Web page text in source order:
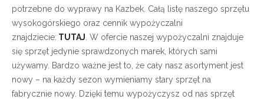
potrzebne do wyprawy na Kazbek. Całą listę naszego sprzętu
wysokogórskiego oraz cennik wypożyczalni
znajdziecie: TUTAJ . W ofercie naszej wypożyczalni znajduje
się sprzęt jedynie sprawdzonych marek, których sami
używamy. Bardzo ważne jest to, że cały nasz asortyment jest
nowy – na każdy sezon wymieniamy stary sprzęt na
fabrycznie nowy. Dzięki temu wypożyczysz od nas sprzęt